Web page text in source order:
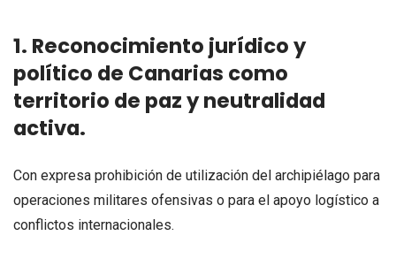
1. Reconocimiento jurídico y
político de Canarias como
territorio de paz y neutralidad
activa.
Con expresa prohibición de utilización del archipiélago para
operaciones militares ofensivas o para el apoyo logístico a
conflictos internacionales.